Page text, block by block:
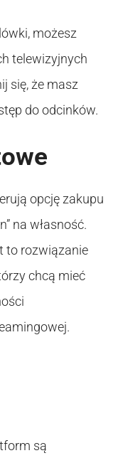
możesz
telewizyjnych
się, że masz
do odcinków.
opcję zakupu
na własność.
to rozwiązanie
chcą mieć
są